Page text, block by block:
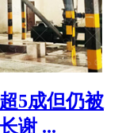
5成但仍被
谢 ...